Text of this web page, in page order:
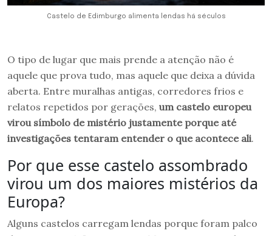
Castelo de Edimburgo alimenta lendas há séculos
O tipo de lugar que mais prende a atenção não é
aquele que prova tudo, mas aquele que deixa a dúvida
aberta. Entre muralhas antigas, corredores frios e
relatos repetidos por gerações, um castelo europeu
virou símbolo de mistério justamente porque até
investigações tentaram entender o que acontece ali.
Por que esse castelo assombrado
virou um dos maiores mistérios da
Europa?
Alguns castelos carregam lendas porque foram palco